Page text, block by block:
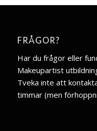
FRÅGOR?
Har du frågor eller
Makeupartist
Tveka inte att
timmar (men